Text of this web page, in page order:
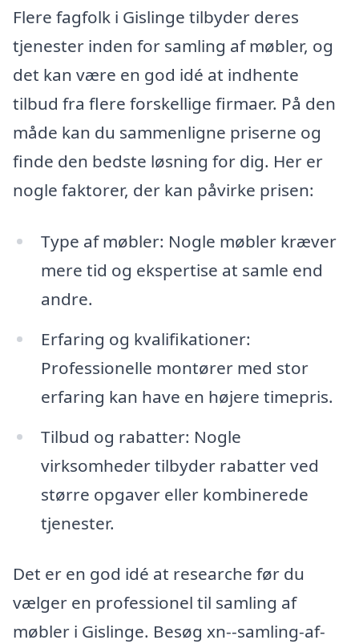
Flere fagfolk i Gislinge tilbyder deres
tjenester inden for samling af møbler, og
det kan være en god idé at indhente
tilbud fra flere forskellige firmaer. På den
måde kan du sammenligne priserne og
finde den bedste løsning for dig. Her er
nogle faktorer, der kan påvirke prisen:
Type af møbler: Nogle møbler kræver
mere tid og ekspertise at samle end
andre.
Erfaring og kvalifikationer:
Professionelle montører med stor
erfaring kan have en højere timepris.
Tilbud og rabatter: Nogle
virksomheder tilbyder rabatter ved
større opgaver eller kombinerede
tjenester.
Det er en god idé at researche før du
vælger en professionel til samling af
møbler i Gislinge. Besøg xn--samling-af-